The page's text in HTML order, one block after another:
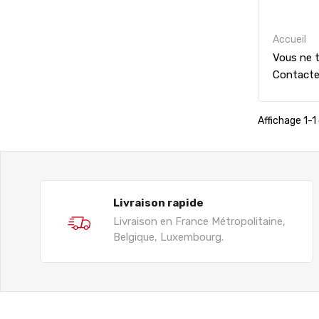
Accueil
Vous ne
Affichage 1-
Livraison rapide
Livraison en France Métropolitaine,
Belgique, Luxembourg.